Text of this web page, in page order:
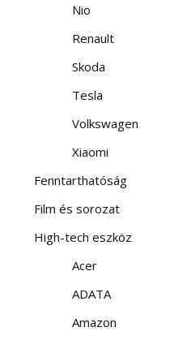
Nio
Renault
Skoda
Tesla
Volkswagen
Xiaomi
Fenntarthatóság
Film és sorozat
High-tech eszköz
Acer
ADATA
Amazon